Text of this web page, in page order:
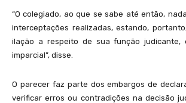
“O colegiado, ao que se sabe até então,
interceptações realizadas, estando,
ilação a respeito de sua função judicante,
imparcial”, disse.
O parecer faz parte dos embargos de
verificar erros ou contradições na decisão